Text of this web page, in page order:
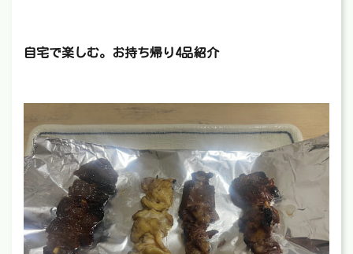
自宅で楽しむ。お持ち帰り4品紹介